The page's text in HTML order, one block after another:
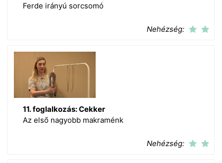
Ferde irányú sorcsomó
Nehézség:
11. foglalkozás: Cekker
Az első nagyobb makraménk
Nehézség: